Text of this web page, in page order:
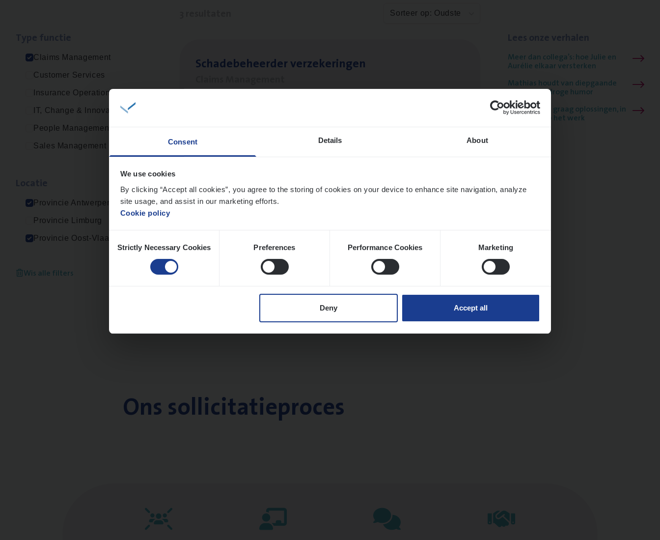
Consent Details About
We use cookies
By clicking “Accept all cookies”, you agree to the storing of cookies on your device to enhance site navigation, analyze
site usage, and assist in our marketing efforts.
Cookie policy
Selection
Strictly Necessary Cookies Preferences Performance Cookies Marketing
Deny Accept all
Claims Management
Customer Services
Insurance Operations
IT, Change & Innovation
People Management
Sales Management
Provincie Antwerpen
Provincie Limburg
Provincie Oost-Vlaanderen
Wis alle filters
Sorteer op: Oudste
Scha­de­be­heer­der verzekeringen
Scha­de Expert Fleet
Antwerpen
Claims­hand­ler Fleet
Claims Management
Meer dan collega’s: hoe Julie en
Aurélie elkaar versterken
Mathias houdt van diepgaande
dossiers én droge humor
Thalia zoekt graag oplossingen, in
games én op het werk
Ons sollicitatieproces